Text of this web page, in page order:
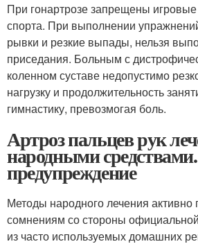
При гонартрозе запрещены
спорта. При выполнении
рывки и резкие выпады, нельзя
приседания. Больным с
коленном суставе недопустимо
нагрузку и продолжительность
гимнастику, превозмогая боль.
Артроз пальцев рук
народными
предупреждение
Методы народного лечения активно
сомнениям со стороны
из часто используемых домашних